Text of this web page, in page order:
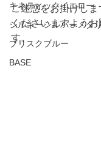
キネティックイエロー
シルキーシルバーメタ
ブリスクブルー
BASE
ご迷惑をお掛けし
くださいますようお
す。